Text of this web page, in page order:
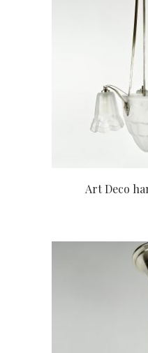
Art Deco